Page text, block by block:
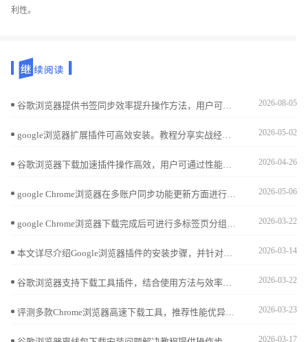
利性。
谷歌浏览器提供书签同步效率提升操作方法，用户可以快速同步收藏内容，实现多设备高效管理，提高收藏查找速度和使用便利性。 2026-08-05
google浏览器扩展插件可高效安装。教程分享实战经验，包括批量安装、权限设置和配置技巧，帮助用户快速管理插件，提高浏览器使用效率。 2026-05-02
谷歌浏览器下载加速插件操作高效，用户可通过性能实测掌握最佳配置，实现文件快速下载和任务管理。 2026-04-26
google Chrome浏览器在多账户同步功能更新方面进行了分析，实测结果表明跨设备操作的便捷性显著增强，用户能够更轻松地保持数据一致，实现更高效的跨平台浏览体验。 2026-05-06
google Chrome浏览器下载完成后可进行多标签页分组管理。教程提供操作技巧，提高标签页整理效率和浏览器操作便捷性。 2026-03-22
本文详尽介绍Google浏览器插件的安装步骤，并针对安装中遇到的常见错误提供排查解决方案，方便用户顺利完成插件管理和功能扩展。 2026-03-14
谷歌浏览器支持下载工具插件，结合使用方法与效率提升经验，帮助用户实现快速下载与高效管理。 2026-03-22
评测多款Chrome浏览器高速下载工具，推荐性能优异的下载加速插件。助力用户实现更快速稳定的文件下载体验。 2026-03-23
2026-03-17